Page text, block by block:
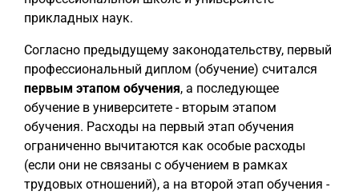
прикладных наук.
Согласно предыдущему законодательству, первый
профессиональный диплом (обучение) считался
первым этапом обучения, а последующее
обучение в университете - вторым этапом
обучения. Расходы на первый этап обучения
ограниченно вычитаются как особые расходы
(если они не связаны с обучением в рамках
трудовых отношений), а на второй этап обучения -